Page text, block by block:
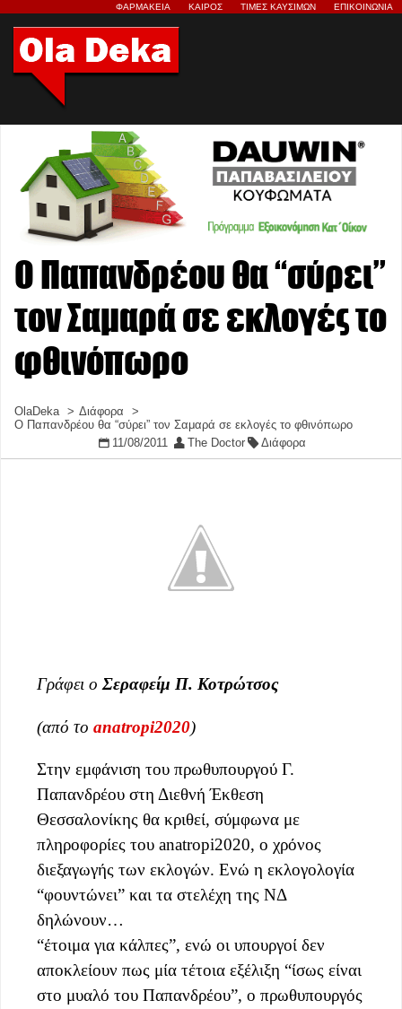
ΦΑΡΜΑΚΕΙΑ ΚΑΙΡΟΣ ΤΙΜΕΣ ΚΑΥΣΙΜΩΝ ΕΠΙΚΟΙΝΩΝΙΑ
Ο Παπανδρέου θα “σύρει”
τον Σαμαρά σε εκλογές το
φθινόπωρο
OlaDeka
Διάφορα
Ο Παπανδρέου θα “σύρει” τον Σαμαρά σε εκλογές το φθινόπωρο
11/08/2011
The Doctor Διάφορα
Γράφει οΣεραφείμ Π. Κοτρώτσος
(από το anatropi2020)
Στην εμφάνιση του πρωθυπουργού Γ.
Παπανδρέου στη Διεθνή Έκθεση
Θεσσαλονίκης θα κριθεί, σύμφωνα με
πληροφορίες του anatropi2020, ο χρόνος
διεξαγωγής των εκλογών. Ενώ η εκλογολογία
“φουντώνει” και τα στελέχη της ΝΔ
δηλώνουν…
“έτοιμα για κάλπες”, ενώ οι υπουργοί δεν
αποκλείουν πως μία τέτοια εξέλιξη “ίσως είναι
στο μυαλό του Παπανδρέου”, ο πρωθυπουργός